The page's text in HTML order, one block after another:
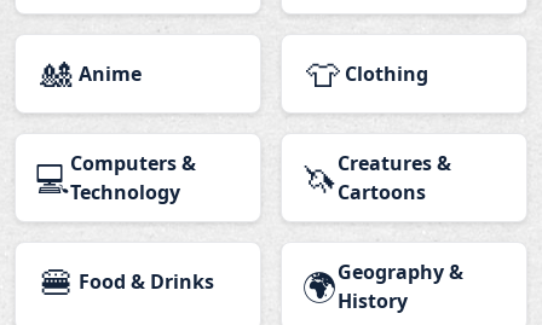
🎎 Anime 👕 Clothing
💻Computers &
Technology
🦄Creatures &
Cartoons
🍔 Food & Drinks 🌍Geography &
History